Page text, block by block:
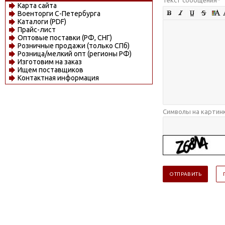
Карта сайта
Военторги С-Петербурга
Каталоги (PDF)
Прайс-лист
Оптовые поставки (РФ, СНГ)
Розничные продажи (только СПб)
Розница/мелкий опт (регионы РФ)
Изготовим на заказ
Ищем поставщиков
Контактная информация
Символы на